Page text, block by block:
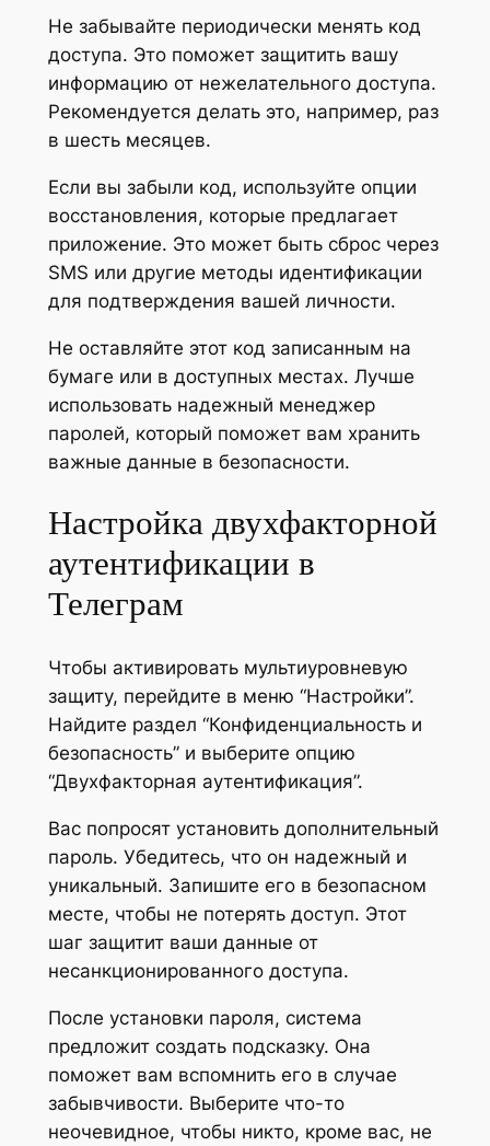
Не забывайте периодически менять код
доступа. Это поможет защитить вашу
информацию от нежелательного доступа.
Рекомендуется делать это, например, раз
в шесть месяцев.
Если вы забыли код, используйте опции
восстановления, которые предлагает
приложение. Это может быть сброс через
SMS или другие методы идентификации
для подтверждения вашей личности.
Не оставляйте этот код записанным на
бумаге или в доступных местах. Лучше
использовать надежный менеджер
паролей, который поможет вам хранить
важные данные в безопасности.
Настройка двухфакторной
аутентификации в
Телеграм
Чтобы активировать мультиуровневую
защиту, перейдите в меню “Настройки”.
Найдите раздел “Конфиденциальность и
безопасность” и выберите опцию
“Двухфакторная аутентификация”.
Вас попросят установить дополнительный
пароль. Убедитесь, что он надежный и
уникальный. Запишите его в безопасном
месте, чтобы не потерять доступ. Этот
шаг защитит ваши данные от
несанкционированного доступа.
После установки пароля, система
предложит создать подсказку. Она
поможет вам вспомнить его в случае
забывчивости. Выберите что-то
неочевидное, чтобы никто, кроме вас, не